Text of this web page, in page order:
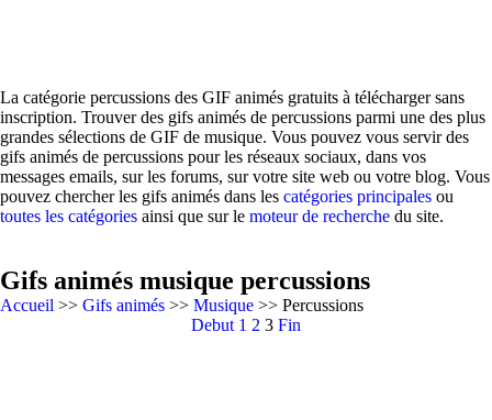
La catégorie percussions des GIF animés gratuits à télécharger sans
inscription. Trouver des gifs animés de percussions parmi une des plus
grandes sélections de GIF de musique. Vous pouvez vous servir des
gifs animés de percussions pour les réseaux sociaux, dans vos
messages emails, sur les forums, sur votre site web ou votre blog. Vous
pouvez chercher les gifs animés dans les catégories principales ou
toutes les catégories ainsi que sur le moteur de recherche du site.
Gifs animés musique percussions
Accueil >> Gifs animés >> Musique >> Percussions
Debut 1 2 3 Fin